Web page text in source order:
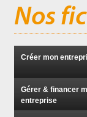
Nos
Créer mon
Gérer & financer
entreprise